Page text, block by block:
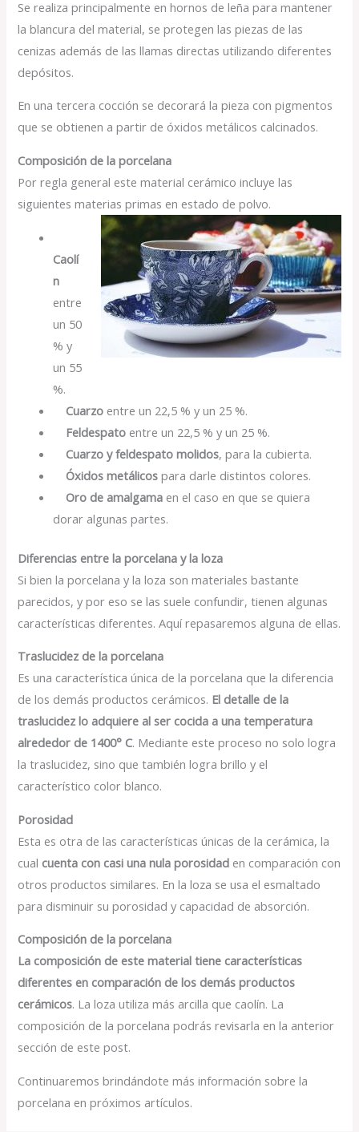
Se realiza principalmente en hornos de leña para mantener
la blancura del material, se protegen las piezas de las
cenizas además de las llamas directas utilizando diferentes
depósitos.
En una tercera cocción se decorará la pieza con pigmentos
que se obtienen a partir de óxidos metálicos calcinados.
Composición de la porcelana
Por regla general este material cerámico incluye las
siguientes materias primas en estado de polvo.
Caolí
n
entre
un 50
% y
un 55
%.
Cuarzo entre un 22,5 % y un 25 %.
Feldespato entre un 22,5 % y un 25 %.
Cuarzo y feldespato molidos, para la cubierta.
Óxidos metálicos para darle distintos colores.
Oro de amalgama en el caso en que se quiera
dorar algunas partes.
Diferencias entre la porcelana y la loza
Si bien la porcelana y la loza son materiales bastante
parecidos, y por eso se las suele confundir, tienen algunas
características diferentes. Aquí repasaremos alguna de ellas.
Traslucidez de la porcelana
Es una característica única de la porcelana que la diferencia
de los demás productos cerámicos. El detalle de la
traslucidez lo adquiere al ser cocida a una temperatura
alrededor de 1400° C. Mediante este proceso no solo logra
la traslucidez, sino que también logra brillo y el
característico color blanco.
Porosidad
Esta es otra de las características únicas de la cerámica, la
cual cuenta con casi una nula porosidad en comparación con
otros productos similares. En la loza se usa el esmaltado
para disminuir su porosidad y capacidad de absorción.
Composición de la porcelana
La composición de este material tiene características
diferentes en comparación de los demás productos
cerámicos. La loza utiliza más arcilla que caolín. La
composición de la porcelana podrás revisarla en la anterior
sección de este post.
Continuaremos brindándote más información sobre la
porcelana en próximos artículos.